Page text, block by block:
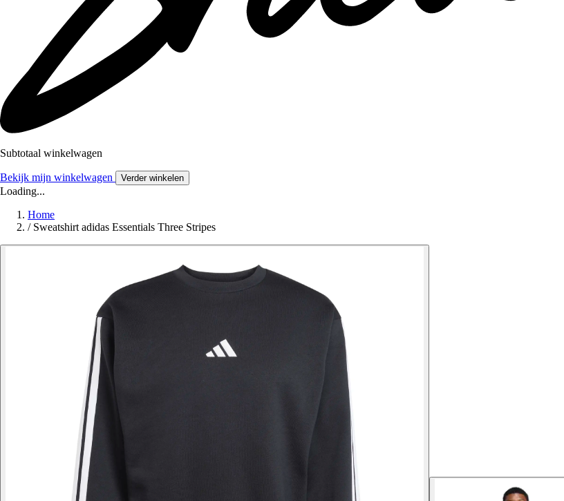
Subtotaal winkelwagen
Bekijk mijn winkelwagen Verder winkelen
Loading...
Home
/ Sweatshirt adidas Essentials Three Stripes